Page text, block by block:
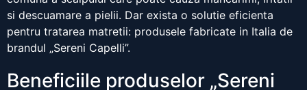
si descuamare a pielii. Dar exista o solutie eficienta
pentru tratarea matretii: produsele fabricate in Italia de
brandul „Sereni Capelli”.
Beneficiile produselor „Sereni